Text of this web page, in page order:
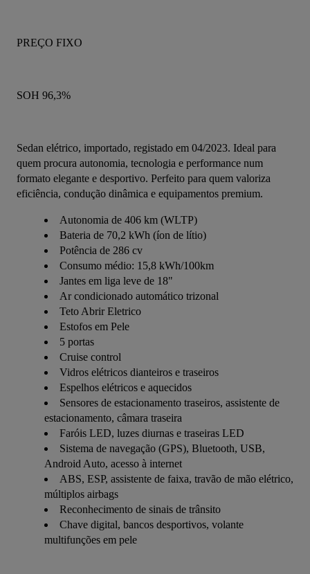
PREÇO FIXO
SOH 96,3%
Sedan elétrico, importado, registado em 04/2023. Ideal para
quem procura autonomia, tecnologia e performance num
formato elegante e desportivo. Perfeito para quem valoriza
eficiência, condução dinâmica e equipamentos premium.
Autonomia de 406 km (WLTP)
Bateria de 70,2 kWh (íon de lítio)
Potência de 286 cv
Consumo médio: 15,8 kWh/100km
Jantes em liga leve de 18"
Ar condicionado automático trizonal
Teto Abrir Eletrico
Estofos em Pele
5 portas
Cruise control
Vidros elétricos dianteiros e traseiros
Espelhos elétricos e aquecidos
Sensores de estacionamento traseiros, assistente de
estacionamento, câmara traseira
Faróis LED, luzes diurnas e traseiras LED
Sistema de navegação (GPS), Bluetooth, USB,
Android Auto, acesso à internet
ABS, ESP, assistente de faixa, travão de mão elétrico,
múltiplos airbags
Reconhecimento de sinais de trânsito
Chave digital, bancos desportivos, volante
multifunções em pele